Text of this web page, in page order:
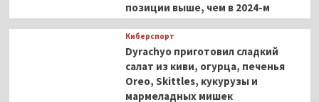
половину
стоимости
позиции выше, чем в 2024-м
Киберспорт
Dyrachyo приготовил сладкий
салат из киви, огурца, печенья
Oreo, Skittles, кукурузы и
мармеладных мишек